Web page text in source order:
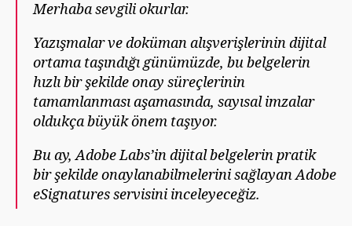
Merhaba sevgili okurlar.
Yazışmalar ve doküman alışverişlerinin dijital
ortama taşındığı günümüzde, bu belgelerin
hızlı bir şekilde onay süreçlerinin
tamamlanması aşamasında, sayısal imzalar
oldukça büyük önem taşıyor.
Bu ay, Adobe Labs’in dijital belgelerin pratik
bir şekilde onaylanabilmelerini sağlayan Adobe
eSignatures servisini inceleyeceğiz.